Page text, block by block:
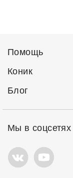
Помощь
Коник
Блог
Мы в соцсетях